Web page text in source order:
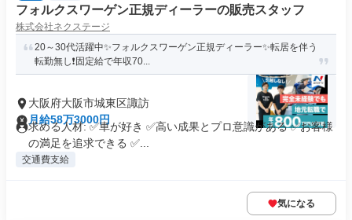
フォルクスワーゲン正規ディーラーの販売スタッフ
株式会社ネクステージ
20～30代活躍中✨フォルクスワーゲン正規ディーラー✨転居を伴う
転勤無し❗固定給で年収70...
大阪府大阪市城東区諏訪
月給58万3000円
求める人材: ✅車が好き ✅高い成果とプロ意識がある ✅お客様
の満足を追求できる ✅...
交通費支給
気になる